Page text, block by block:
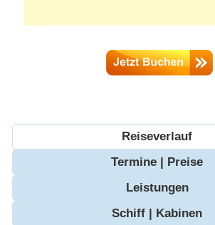
Reiseverlauf
Termine | Preise
Leistungen
Schiff | Kabinen